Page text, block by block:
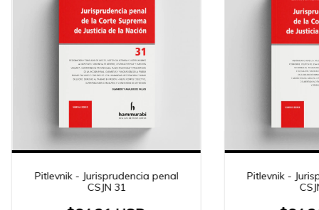
Pitlevnik - Jurisprudencia penal
CSJN 31
Pitlevnik -